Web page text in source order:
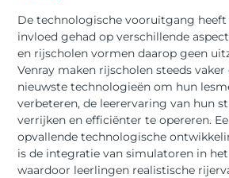
De technologische vooruitgang heeft
invloed gehad op verschillende
en rijscholen vormen daarop geen
Venray maken rijscholen steeds
nieuwste technologieën om hun
verbeteren, de leerervaring van hun
verrijken en efficiënter te opereren.
opvallende technologische
is de integratie van simulatoren in
waardoor leerlingen realistische